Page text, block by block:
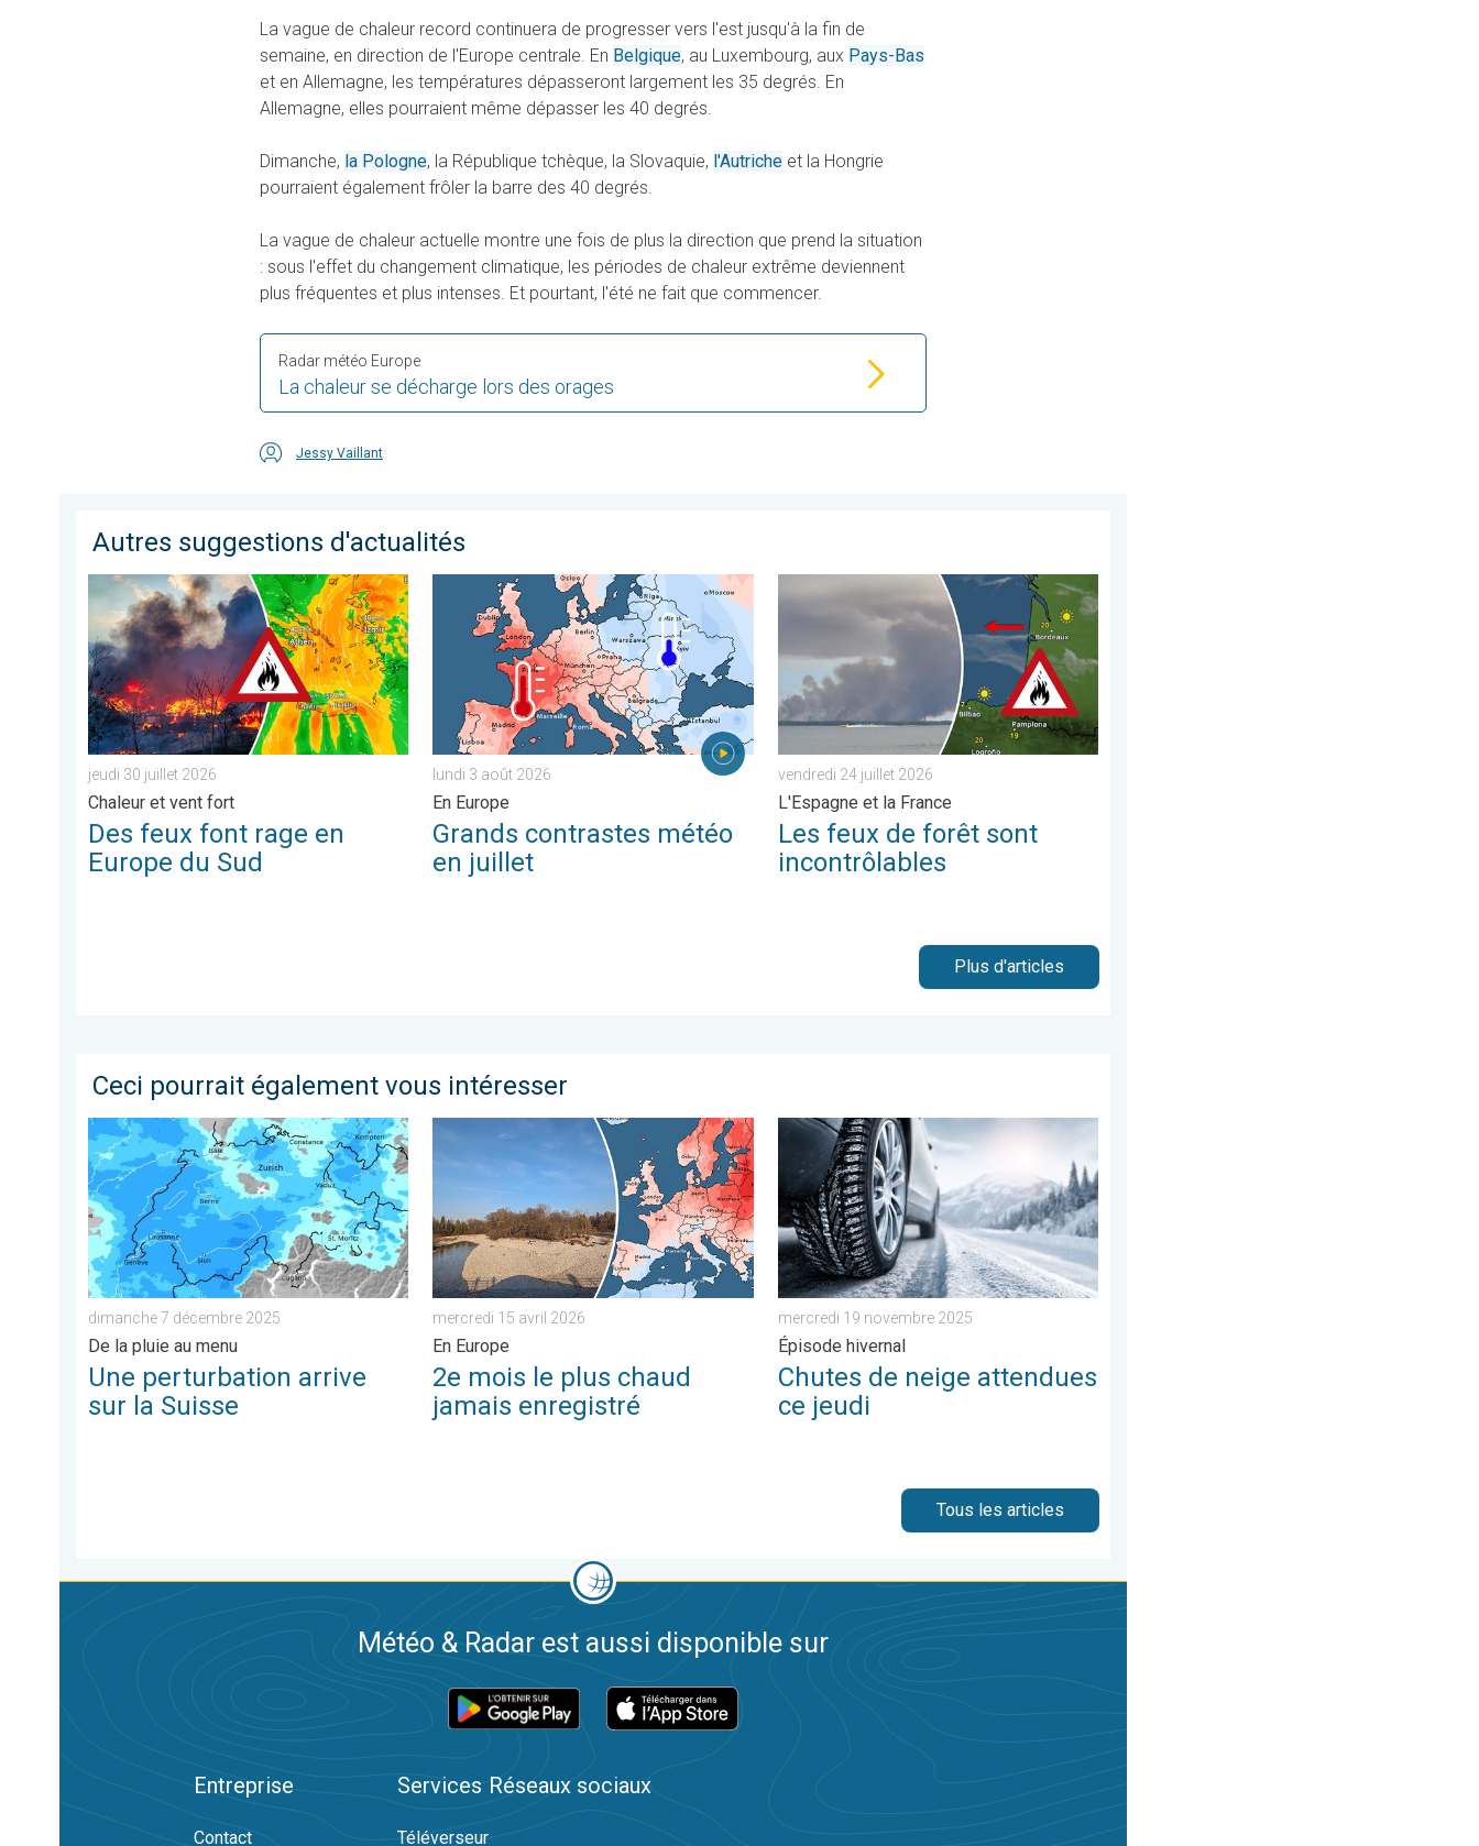
La vague de chaleur record continuera de progresser vers l'est jusqu'à la fin de
semaine, en direction de l'Europe centrale. En Belgique, au Luxembourg, aux Pays-Bas
et en Allemagne, les températures dépasseront largement les 35 degrés. En
Allemagne, elles pourraient même dépasser les 40 degrés.
Dimanche, la Pologne, la République tchèque, la Slovaquie, l'Autriche et la Hongrie
pourraient également frôler la barre des 40 degrés.
La vague de chaleur actuelle montre une fois de plus la direction que prend la situation
: sous l'effet du changement climatique, les périodes de chaleur extrême deviennent
plus fréquentes et plus intenses. Et pourtant, l'été ne fait que commencer.
La chaleur se décharge lors des orages
Radar météo Europe
Jessy Vaillant
Autres suggestions d'actualités
Des feux font rage en Europe du Sud. Chaleur et vent fort. . . jeudi 30 juillet 2026
jeudi 30 juillet 2026
Chaleur et vent fort
Des feux font rage en
Europe du Sud
Grands contrastes météo en juillet. En Europe. . . lundi 3 août 2026
lundi 3 août 2026
En Europe
Grands contrastes météo
en juillet
Les feux de forêt sont incontrôlables. L'Espagne et la France. . . vendredi 24 juillet 2026
vendredi 24 juillet 2026
L'Espagne et la France
Les feux de forêt sont
incontrôlables
Plus d'articles
Ceci pourrait également vous intéresser
Une perturbation arrive sur la Suisse. De la pluie au menu. . . dimanche 7 décembre 2025
dimanche 7 décembre 2025
De la pluie au menu
Une perturbation arrive
sur la Suisse
2e mois le plus chaud jamais enregistré. En Europe. . . mercredi 15 avril 2026
mercredi 15 avril 2026
En Europe
2e mois le plus chaud
jamais enregistré
Chutes de neige attendues ce jeudi. Épisode hivernal. . . mercredi 19 novembre 2025
mercredi 19 novembre 2025
Épisode hivernal
Chutes de neige attendues
ce jeudi
Tous les articles
Météo & Radar est aussi disponible sur
Entreprise
Contact
Services
Téléverseur
Réseaux sociaux